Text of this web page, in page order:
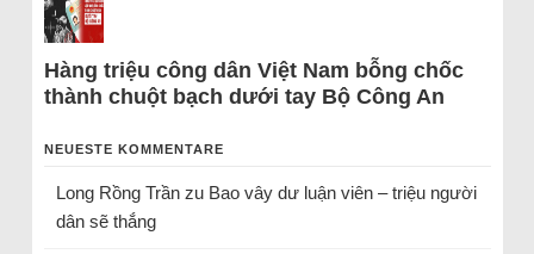
Hàng triệu công dân Việt Nam bỗng chốc
thành chuột bạch dưới tay Bộ Công An
NEUESTE KOMMENTARE
Long Rồng Trầnzu Bao vây dư luận viên – triệu người
dân sẽ thắng